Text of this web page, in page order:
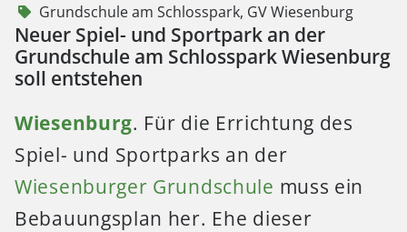
Grundschule am Schlosspark, GV Wiesenburg
Neuer Spiel- und Sportpark an der
Grundschule am Schlosspark Wiesenburg
soll entstehen
Wiesenburg. Für die Errichtung des
Spiel- und Sportparks an der
Wiesenburger Grundschule muss ein
Bebauungsplan her. Ehe dieser